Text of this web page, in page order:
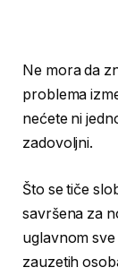
Ne mora da
problema
nećete ni
zadovoljni.
Što se tiče
savršena za
uglavnom
zauzetih